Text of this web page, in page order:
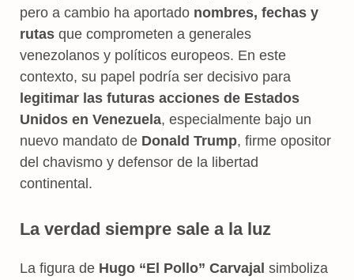
pero a cambio ha aportado nombres, fechas y
rutas que comprometen a generales
venezolanos y políticos europeos. En este
contexto, su papel podría ser decisivo para
legitimar las futuras acciones de Estados
Unidos en Venezuela, especialmente bajo un
nuevo mandato de Donald Trump, firme opositor
del chavismo y defensor de la libertad
continental.
La verdad siempre sale a la luz
La figura de Hugo “El Pollo” Carvajal simboliza